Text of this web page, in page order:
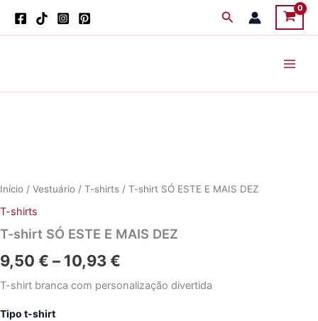
Search
Início / Vestuário / T-shirts / T-shirt SÓ ESTE E MAIS DEZ
T-shirts
T-shirt SÓ ESTE E MAIS DEZ
9,50 € – 10,93€
range:
T-shirt branca com personalização divertida
Tipo t-shirt